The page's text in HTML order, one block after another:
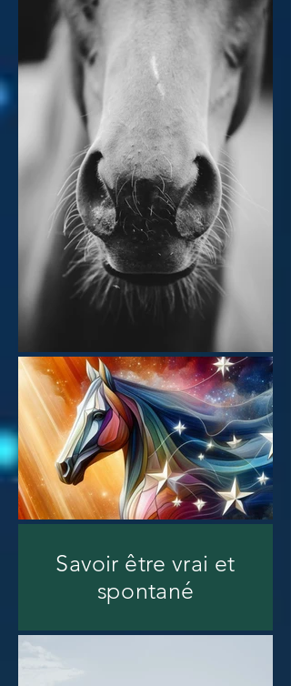
Savoir être vrai et
spontané